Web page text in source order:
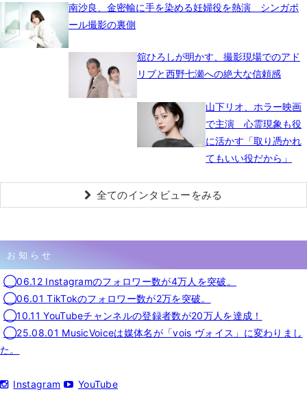
南沙良、金密輸に手を染める妊婦役を熱演 シンガポ
ール撮影の裏側
舘ひろしが明かす、撮影現場でのアド
リブと西野七瀬への絶大な信頼感
山下リオ、ホラー映画
で主演 心霊現象も役
に活かす「取り憑かれ
てもいい役だから」
全てのインタビューをみる
お知らせ
◯06.12 Instagramのフォロワー数が4万人を突破。
◯06.01 TikTokのフォロワー数が2万を突破。
◯10.11 YouTubeチャンネルの登録者数が20万人を達成！
◯25.08.01 MusicVoiceは媒体名が「vois ヴォイス」に変わりまし
た。
Instagram YouTube